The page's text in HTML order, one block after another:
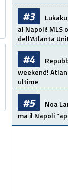
#3
al Napoli! MLS
dell'Atlanta
#4
weekend!
ultime
#5 Noa
ma il Napoli